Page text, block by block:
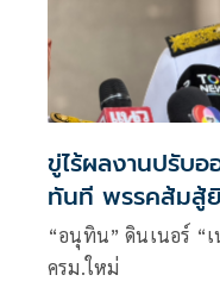
ขู่ไร้ผลงานปรับอ
ทันที พรรคส้
“อนุทิน” ดินเนอร์ “เ
ครม.ใหม่